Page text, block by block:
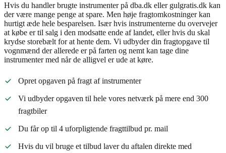
Hvis du handler brugte instrumenter på dba.dk eller gulgratis.dk kan
der være mange penge at spare. Men høje fragtomkostninger kan
hurtigt æde hele besparelsen. Især hvis instrumenterne du overvejer
at købe er til salg i den modsatte ende af landet, eller hvis du skal
krydse storebælt for at hente dem. Vi udbyder din fragtopgave til
vognmænd der allerede er på farten og nemt kan tage dine
instrumenter med når de alligvel er ude at køre.
Opret opgaven på fragt af instrumenter
Vi udbyder opgaven til hele vores netværk på mere end 300
fragtbiler
Du får op til 4 uforpligtende fragttilbud pr. mail
Hvis du vil bruge et tilbud laver du aftalen direkte med